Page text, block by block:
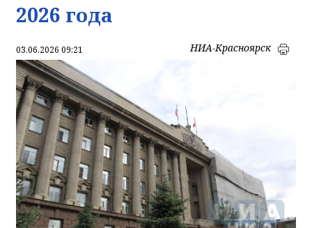
2026 года
03.06.2026 09:21 НИА-Красноярск